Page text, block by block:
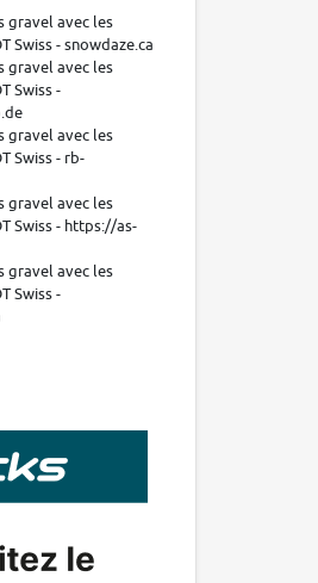
gravel avec les
Swiss - snowdaze.ca
gravel avec les
Swiss -
gravel avec les
Swiss - rb-
gravel avec les
Swiss - https://as-
gravel avec les
Swiss -